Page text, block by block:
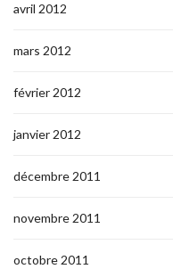
avril 2012
mars 2012
février 2012
janvier 2012
décembre 2011
novembre 2011
octobre 2011